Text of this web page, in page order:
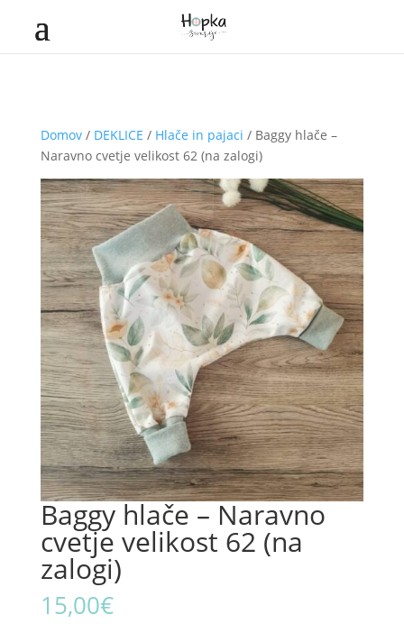
Domov/ DEKLICE / Hlače in pajaci / Baggy hlače –
Naravno cvetje velikost 62 (na zalogi)
Baggy hlače – Naravno
cvetje velikost 62 (na
zalogi)
15,00€